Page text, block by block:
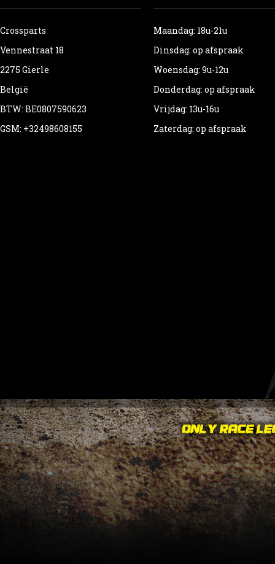
Crossparts
Vennestraat 18
2275 Gierle
België
BTW: BE0807590623
GSM: +32498608155
Maandag: 18u-21u
Dinsdag: op afspraak
Woensdag: 9u-12u
Donderdag: op afspraak
Vrijdag: 13u-16u
Zaterdag: op afspraak